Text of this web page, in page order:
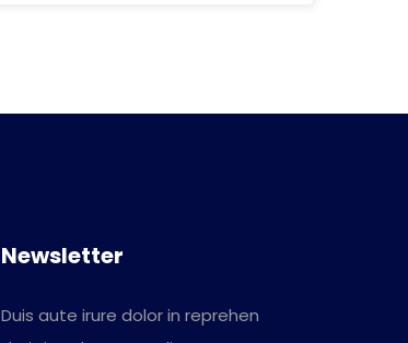
Newsletter
Duis aute irure dolor in reprehen